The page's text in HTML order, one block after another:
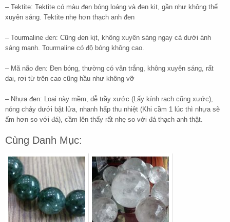
– Tektite: Tektite có màu đen bóng loáng và đen kịt, gần như không thể
xuyên sáng. Tektite nhẹ hơn thạch anh đen
– Tourmaline đen: Cũng đen kịt, không xuyên sáng ngay cả dưới ánh
sáng mạnh. Tourmaline có độ bóng không cao.
– Mã não đen: Đen bóng, thường có vân trắng, không xuyên sáng, rất
dai, rơi từ trên cao cũng hầu như không vỡ
– Nhựa đen: Loại này mềm, dễ trầy xước (Lấy kính rạch cũng xước),
nóng chảy dưới bật lửa, nhanh hấp thu nhiệt (Khi cầm 1 lúc thì nhựa sẽ
ấm hơn so với đá), cầm lên thấy rất nhẹ so với đá thạch anh thật.
Cùng Danh Mục: